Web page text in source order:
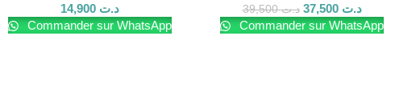
د.ت
Commander sur WhatsApp
د.ت39,500 د.ت 37,500
Commander sur WhatsApp